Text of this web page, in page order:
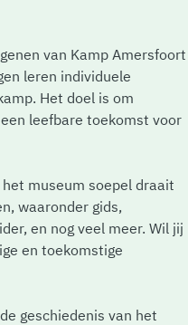
van Kamp Amersfoort
leren individuele
Het doel is om
leefbare toekomst voor
museum soepel draait
waaronder gids,
en nog veel meer. Wil jij
en toekomstige
geschiedenis van het